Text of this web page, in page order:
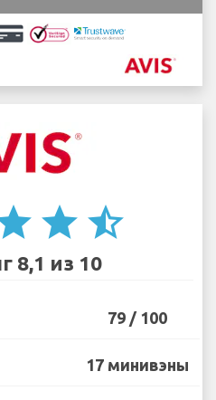
star star_half
8,1 из 10
79 / 100
17 минивэны